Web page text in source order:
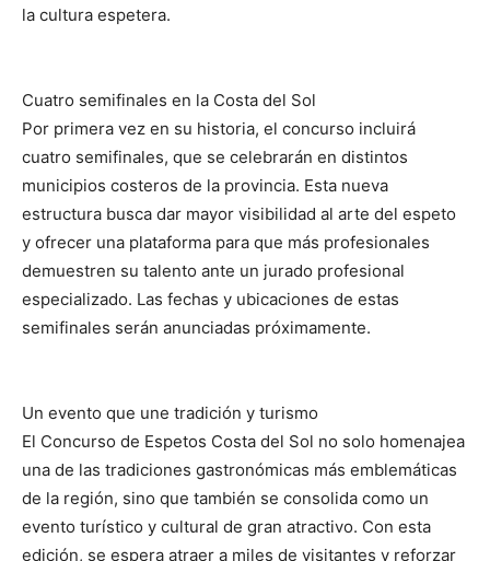
la cultura espetera.
Cuatro semifinales en la Costa del Sol
Por primera vez en su historia, el concurso incluirá
cuatro semifinales, que se celebrarán en distintos
municipios costeros de la provincia. Esta nueva
estructura busca dar mayor visibilidad al arte del espeto
y ofrecer una plataforma para que más profesionales
demuestren su talento ante un jurado profesional
especializado. Las fechas y ubicaciones de estas
semifinales serán anunciadas próximamente.
Un evento que une tradición y turismo
El Concurso de Espetos Costa del Sol no solo homenajea
una de las tradiciones gastronómicas más emblemáticas
de la región, sino que también se consolida como un
evento turístico y cultural de gran atractivo. Con esta
edición, se espera atraer a miles de visitantes y reforzar